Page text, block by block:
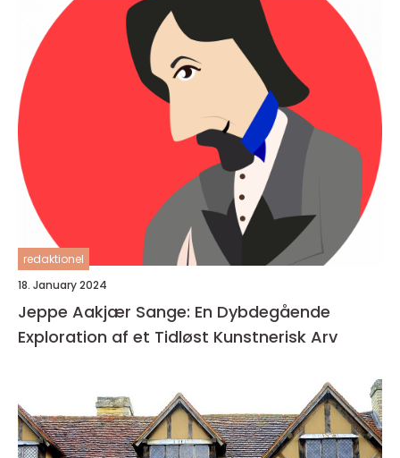
redaktionel
18. January 2024
Jeppe Aakjær Sange: En Dybdegående
Exploration af et Tidløst Kunstnerisk Arv